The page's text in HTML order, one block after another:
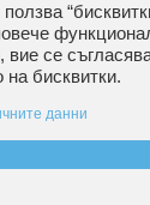
вие се
на бисквитки.
данни